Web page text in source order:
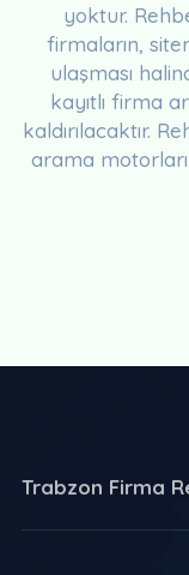
yoktur.
firmaların,
ulaşması
kayıtlı firma
kaldırılacaktır.
arama
Trabzon Firma